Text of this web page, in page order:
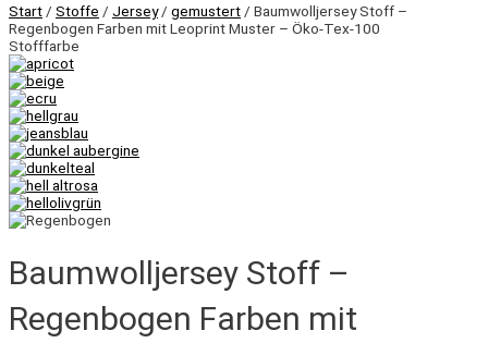
Start / Stoffe / Jersey/ gemustert / Baumwolljersey Stoff –
Regenbogen Farben mit Leoprint Muster – Öko-Tex-100
Stofffarbe
Baumwolljersey Stoff –
Regenbogen Farben mit